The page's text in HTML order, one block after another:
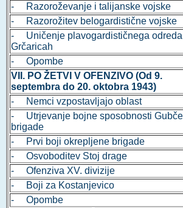
- Razoroževanje i talijanske vojske
- Razorožitev belogardistične vojske
- Uničenje plavogardističnega
Grčaricah
- Opombe
VII. PO ŽETVI V OFENZIVO (Od 9.
septembra do 20. oktobra 1943)
- Nemci vzpostavljajo oblast
- Utrjevanje bojne sposobnosti
brigade
- Prvi boji okrepljene brigade
- Osvoboditev Stoj drage
- Ofenziva XV. divizije
- Boji za Kostanjevico
- Opombe